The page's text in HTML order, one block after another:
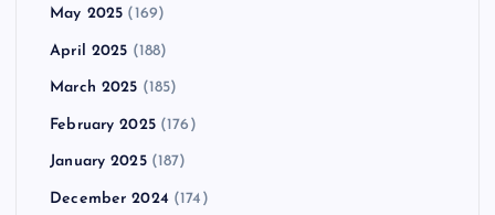
May 2025 (169)
April 2025 (188)
March 2025 (185)
February 2025(176)
January 2025(187)
December 2024 (174)